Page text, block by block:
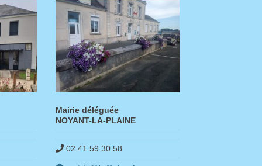
Mairie déléguée
NOYANT-LA-PLAINE
02.41.59.30.58